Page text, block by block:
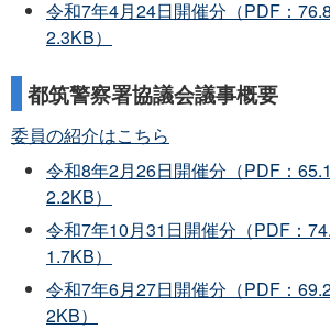
令和7年4月24日開催分（PDF：
2.3KB）
都筑警察署協議会議事概要
委員の紹介はこちら
令和8年2月26日開催分（PDF：
2.2KB）
令和7年10月31日開催分（PDF：
1.7KB）
令和7年6月27日開催分（PDF：
2KB）